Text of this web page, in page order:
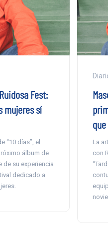
Fest:
mujeres sí
“10 días”, el
álbum de
de su experiencia
dedicado a
La
con